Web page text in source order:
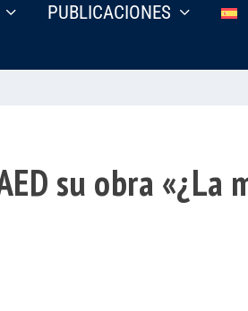
PUBLICACIONES
su obra «¿La